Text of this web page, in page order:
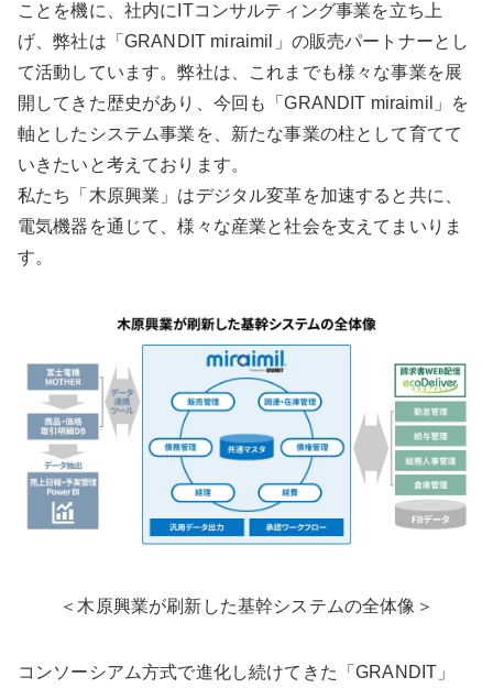
ことを機に、社内にITコンサルティング事業を立ち上
げ、弊社は「GRANDIT miraimil」の販売パートナーとし
て活動しています。弊社は、これまでも様々な事業を展
開してきた歴史があり、今回も「GRANDIT miraimil」を
軸としたシステム事業を、新たな事業の柱として育てて
いきたいと考えております。
私たち「木原興業」はデジタル変革を加速すると共に、
電気機器を通じて、様々な産業と社会を支えてまいりま
す。
＜木原興業が刷新した基幹システムの全体像＞
コンソーシアム方式で進化し続けてきた「GRANDIT」